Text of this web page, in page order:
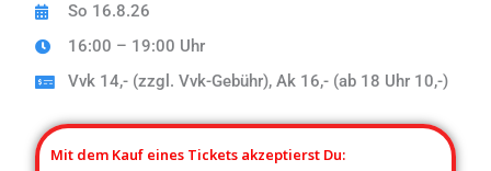
So 16.8.26
16:00 – 19:00 Uhr
Vvk 14,- (zzgl. Vvk-Gebühr), Ak 16,- (ab 18 Uhr 10,-)
Mit dem Kauf eines Tickets akzeptierst Du: